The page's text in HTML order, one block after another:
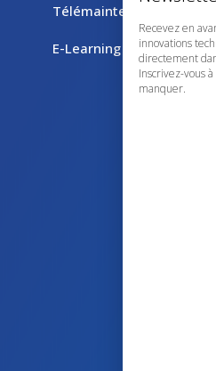
Télémaintenance avec
E-Learning
Recevez en
innovations
directement
Inscrivez-vous
manquer.